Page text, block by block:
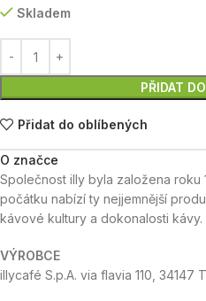
Skladem
PŘIDAT
Přidat do oblíbených
O značce
Společnost illy byla založena roku
počátku nabízí ty nejjemnější
kávové kultury a dokonalosti kávy.
VÝROBCE
illycafé S.p.A. via flavia 110, 34147